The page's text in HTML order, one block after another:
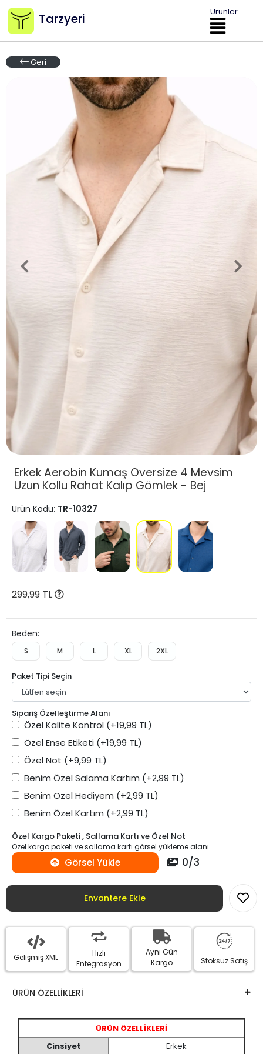
Tarzyeri Ürünler
Geri
Erkek Aerobin Kumaş Oversize 4 Mevsim
Uzun Kollu Rahat Kalıp Gömlek - Bej
Ürün Kodu: TR-10327
299,99 TL
Beden:
S M L XL 2XL
Paket Tipi Seçin
Sipariş Özelleştirme Alanı
Özel Kalite Kontrol (+19,99 TL)
Özel Ense Etiketi (+19,99 TL)
Özel Not (+9,99 TL)
Benim Özel Salama Kartım (+2,99 TL)
Benim Özel Hediyem (+2,99 TL)
Benim Özel Kartım (+2,99 TL)
Özel Kargo Paketi , Sallama Kartı ve Özel Not
Özel kargo paketi ve sallama kartı görsel yükleme alanı
Görsel Yükle 0/3
Envantere Ekle
Gelişmiş XML
Hızlı
Entegrasyon
Aynı Gün
Kargo
Stoksuz Satış
ÜRÜN ÖZELLİKLERİ
ÜRÜN ÖZELLİKLERİ
Cinsiyet
Erkek